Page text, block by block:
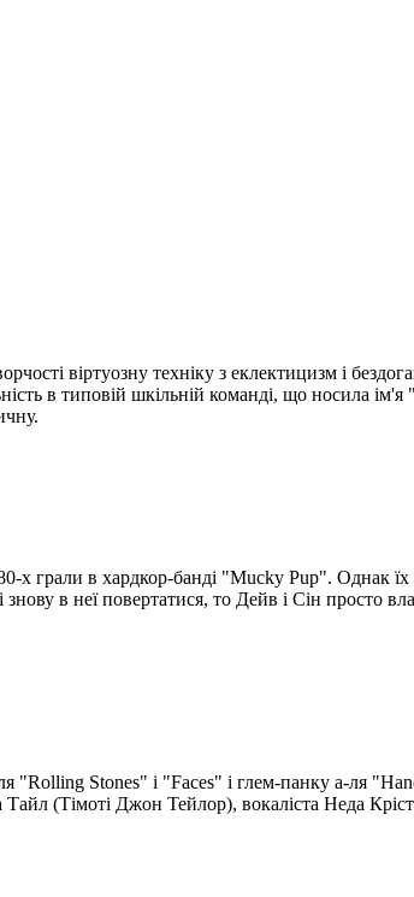
віртуозну техніку з еклектицизм і
в типовій шкільній команді, що носила
х грали в хардкор-банді "Mucky Pup". Однак
в неї повертатися, то Дейв і Сін просто
"Rolling Stones" і "Faces" і глем-панку а-ля
(Тімоті Джон Тейлор), вокаліста Неда